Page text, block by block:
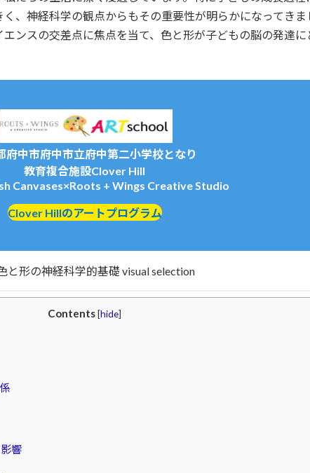
、神経科学の観点からもその重要性が明らかになってきま
ンスの交差点に焦点を当て、色と形が子どもの脳の発達に
府中市府中市立府中第二小学校となり
教育複合施設Clover Hill
Canvases×Roots + Wings Creative Studio
Clover Hillのアートプログラム
Contents[hide]
響